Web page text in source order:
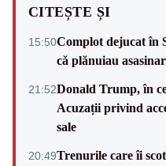
CITEȘTE ȘI
15:50Complot dejucat în
că plănuiau
21:52Donald Trump, în
Acuzații privind
sale
20:49Trenurile care îi